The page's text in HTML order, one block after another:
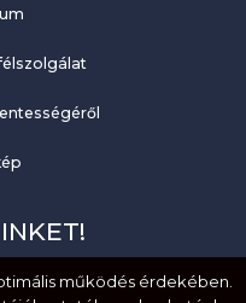
működés érdekében.